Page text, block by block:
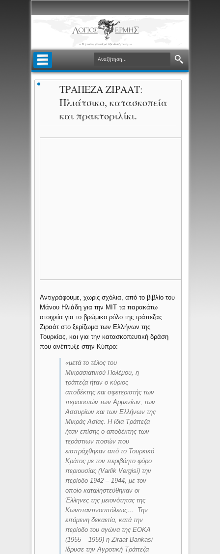
ΤΡΑΠΕΖΑ ΖΙΡΑΑΤ:
Πλιάτσικο, κατασκοπεία
και πρακτοριλίκι.
Αντιγράφουμε, χωρίς σχόλια, από το βιβλίο του
Μάνου Ηλιάδη για την ΜΙΤ τα παρακάτω
στοιχεία για το βρώμικο ρόλο της τράπεζας
Ζιραάτ στο ξερίζωμα των Ελλήνων της
Τουρκίας, και για την κατασκοπευτική δράση
που ανέπτυξε στην Κύπρο:
«μετά το τέλος του
Μικρασιατικού Πολέμου, η
τράπεζα ήταν ο κύριος
αποδέκτης και σφετεριστής των
περιουσιών των Αρμενίων, των
Ασσυρίων και των Ελλήνων της
Μικράς Ασίας. Η ίδια Τράπεζα
ήταν επίσης ο αποδέκτης των
τεράστιων ποσών που
εισπράχθηκαν από το Τουρκικό
Κράτος με τον περιβόητο φόρο
περιουσίας (Varlik Vergisi) την
περίοδο 1942 – 1944, με τον
οποίο καταληστεύθηκαν οι
Έλληνες της μειονότητας της
Κωνσταντινουπόλεως…. Την
επόμενη δεκαετία, κατά την
περίοδο του αγώνα της ΕΟΚΑ
(1955 – 1959) η Ziraat Bankasi
ίδρυσε την Αγροτική Τράπεζα